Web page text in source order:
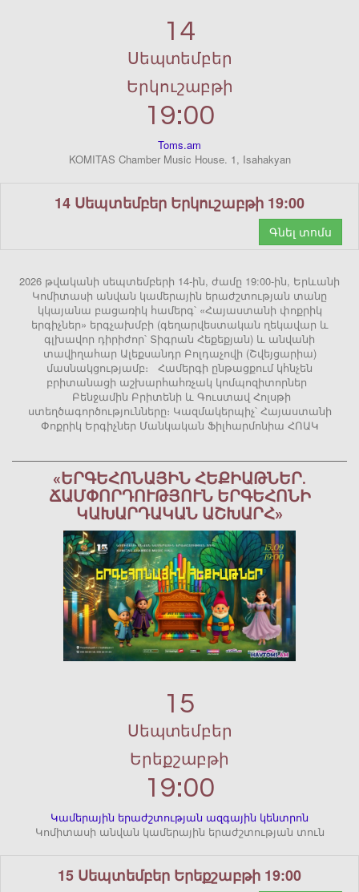
14
Սեպտեմբեր
Երկուշաբթի
19:00
Toms.am
KOMITAS Chamber Music House. 1, Isahakyan
14 Սեպտեմբեր Երկուշաբթի 19:00
Գնել տոմս
2026 թվականի սեպտեմբերի 14-ին, ժամը 19:00-ին, Երևանի
Կոմիտասի անվան կամերային երաժշտության տանը
կկայանա բացառիկ համերգ՝ «Հայաստանի փոքրիկ
երգիչներ» երգչախմբի (գեղարվեստական ղեկավար և
գլխավոր դիրիժոր՝ Տիգրան Հեքեքյան) և անվանի
տավիղահար Ալեքսանդր Բոլդաչովի (Շվեյցարիա)
մասնակցությամբ։ Համերգի ընթացքում կհնչեն
բրիտանացի աշխարհահռչակ կոմպոզիտորներ
Բենջամին Բրիտենի և Գուստավ Հոլսթի
ստեղծագործությունները։ Կազմակերպիչ՝ Հայաստանի
Փոքրիկ Երգիչներ Մանկական Ֆիլհարմոնիա ՀՈԱԿ
«ԵՐԳԵՀՈՆԱՅԻՆ ՀԵՔԻԱԹՆԵՐ.
ՃԱՄՓՈՐԴՈՒԹՅՈՒՆ ԵՐԳԵՀՈՆԻ
ԿԱԽԱՐԴԱԿԱՆ ԱՇԽԱՐՀ»
15
Սեպտեմբեր
Երեքշաբթի
19:00
Կամերային երաժշտության ազգային կենտրոն
Կոմիտասի անվան կամերային երաժշտության տուն
15 Սեպտեմբեր Երեքշաբթի 19:00